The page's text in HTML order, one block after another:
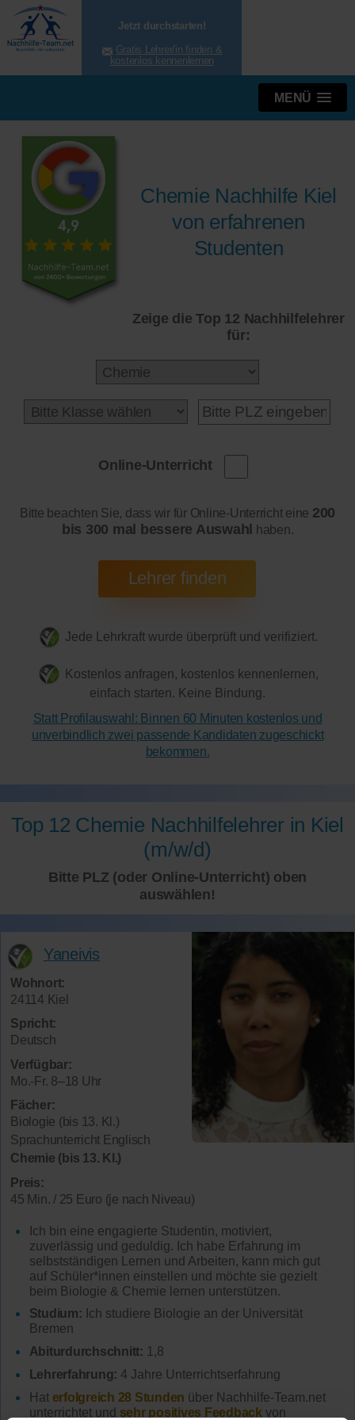
Jetzt durchstarten!
Gratis Lehrer/in finden &
kostenlos kennenlernen
MENÜ
Chemie Nachhilfe Kiel
von erfahrenen
Studenten
Zeige die Top 12 Nachhilfelehrer
für:
Online-Unterricht
Bitte beachten Sie, dass wir für Online-Unterricht eine 200
bis 300 mal bessere Auswahl haben.
Jede Lehrkraft wurde überprüft und verifiziert.
Kostenlos anfragen, kostenlos kennenlernen,
einfach starten. Keine Bindung.
Statt Profilauswahl: Binnen 60 Minuten kostenlos und
unverbindlich zwei passende Kandidaten zugeschickt
bekommen.
Top 12 Chemie Nachhilfelehrer in Kiel
(m/w/d)
Bitte PLZ (oder Online-Unterricht) oben
auswählen!
Yaneivis
Wohnort:
24114 Kiel
Spricht:
Deutsch
Verfügbar:
Mo.-Fr. 8–18 Uhr
Fächer:
Biologie (bis 13. Kl.)
Sprachunterricht Englisch
Chemie (bis 13. Kl.)
Preis:
45 Min. / 25 Euro (je nach Niveau)
Ich bin eine engagierte Studentin, motiviert,
zuverlässig und geduldig. Ich habe Erfahrung im
selbstständigen Lernen und Arbeiten, kann mich gut
auf Schüler*innen einstellen und möchte sie gezielt
beim Biologie & Chemie lernen unterstützen.
Studium: Ich studiere Biologie an der Universität
Bremen
Abiturdurchschnitt: 1,8
Lehrerfahrung: 4 Jahre Unterrichtserfahrung
Hat erfolgreich 28 Stunden über Nachhilfe-Team.net
unterrichtet und sehr positives Feedback von